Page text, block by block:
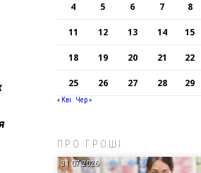
4 5 6 7 8
11 12 13 14 15
18 19 20 21 22
25 26 27 28 29
« Кві Чер »
ПРО ГРОШІ
31.07.2026